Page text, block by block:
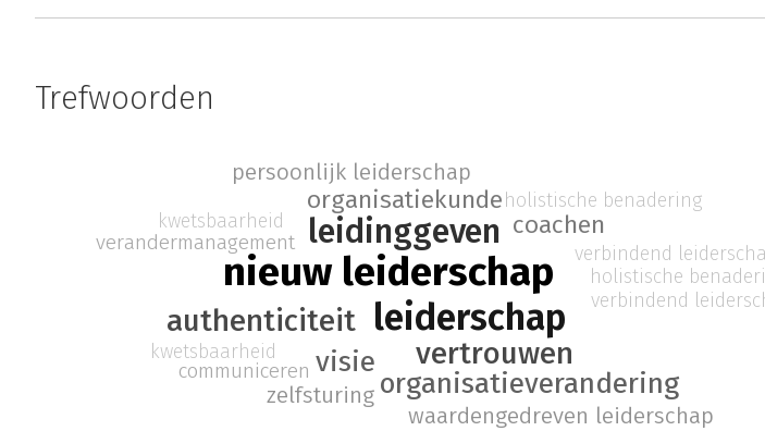
Trefwoorden
nieuw leiderschap
leiderschap
leidinggeven
vertrouwen
authenticiteit
organisatieverandering
visie
organisatiekunde
coachen
zelfsturing
persoonlijk leiderschap
waardengedreven leiderschap
verandermanagement
communiceren
kwetsbaarheid
holistische benadering
verbindend
kwetsbaarheid
holistische
verbindend